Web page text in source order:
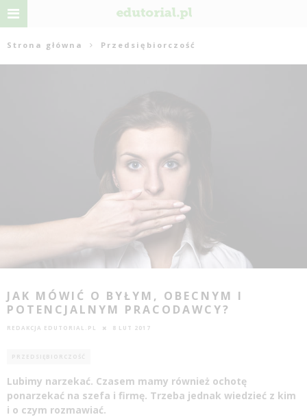
Strona główna Przedsiębiorczość
JAK MÓWIĆ O BYŁYM, OBECNYM I
POTENCJALNYM PRACODAWCY?
REDAKCJA EDUTORIAL.PL 8 LUT 2017
PRZEDSIĘBIORCZOŚĆ
Lubimy narzekać. Czasem mamy również ochotę
ponarzekać na szefa i firmę. Trzeba jednak wiedzieć z kim
i o czym rozmawiać.